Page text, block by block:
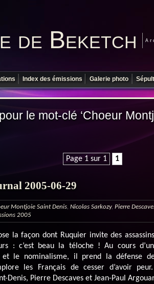
de Beketch
Index des émissions Galerie photo
le mot-clé ‘Choeur
Page 1 sur 1 1
2005-06-29
Montjoie Saint Denis Nicolas Sarkozy, Pierre
2005
la façon dont Ruquier invite des
: c’est beau la téloche ! Au cours
et le nominalisme, il prend la défense
les Français de cesser d’avoir
Denis, Pierre Descaves et Jean-Paul